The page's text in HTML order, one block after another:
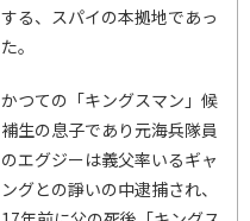
する、スパイの本拠地であっ
た。
かつての「キングスマン」候
補生の息子であり元海兵隊員
のエグジーは義父率いるギャ
ングとの諍いの中逮捕され、